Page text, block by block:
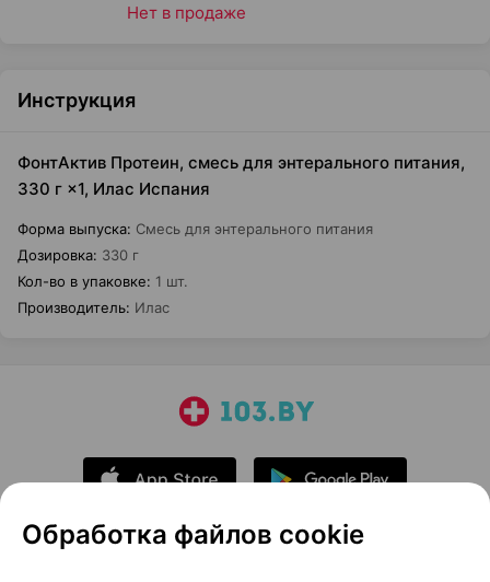
Нет в продаже
Инструкция
ФонтАктив Протеин, смесь для энтерального питания,
330 г ×1, Илас Испания
Форма выпуска: Смесь для энтерального питания
Дозировка: 330 г
Кол-во в упаковке: 1 шт.
Производитель: Илас
Обработка файлов cookie